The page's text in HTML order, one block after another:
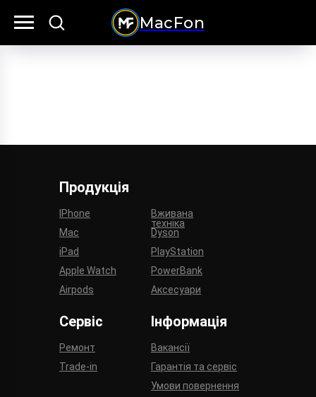
MacFon
Продукція
IPhone
Mac
iPad
Apple Watch
Airpods
Вживана
техніка
Dyson
PlayStation
PowerBank
Аксесуари
Сервіс
Ремонт
Trade-in
Інформація
Вакансії
Гарантія та сервіс
Умови повернення